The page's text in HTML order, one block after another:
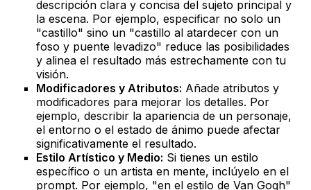
descripción clara y concisa del sujeto principal y
la escena. Por ejemplo, especificar no solo un
"castillo" sino un "castillo al atardecer con un
foso y puente levadizo" reduce las posibilidades
y alinea el resultado más estrechamente con tu
visión.
Modificadores y Atributos: Añade atributos y
modificadores para mejorar los detalles. Por
ejemplo, describir la apariencia de un personaje,
el entorno o el estado de ánimo puede afectar
significativamente el resultado.
Estilo Artístico y Medio: Si tienes un estilo
específico o un artista en mente, inclúyelo en el
prompt. Por ejemplo, "en el estilo de Van Gogh"